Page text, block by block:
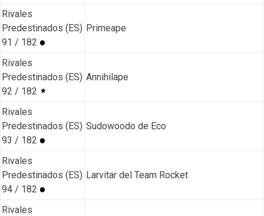
Rivales
Predestinados (ES)
91 / 182
Primeape
Rivales
Predestinados (ES)
92 / 182
Annihilape
Rivales
Predestinados (ES)
93 / 182
Sudowoodo de Eco
Rivales
Predestinados (ES)
94 / 182
Larvitar del Team Rocket
Rivales